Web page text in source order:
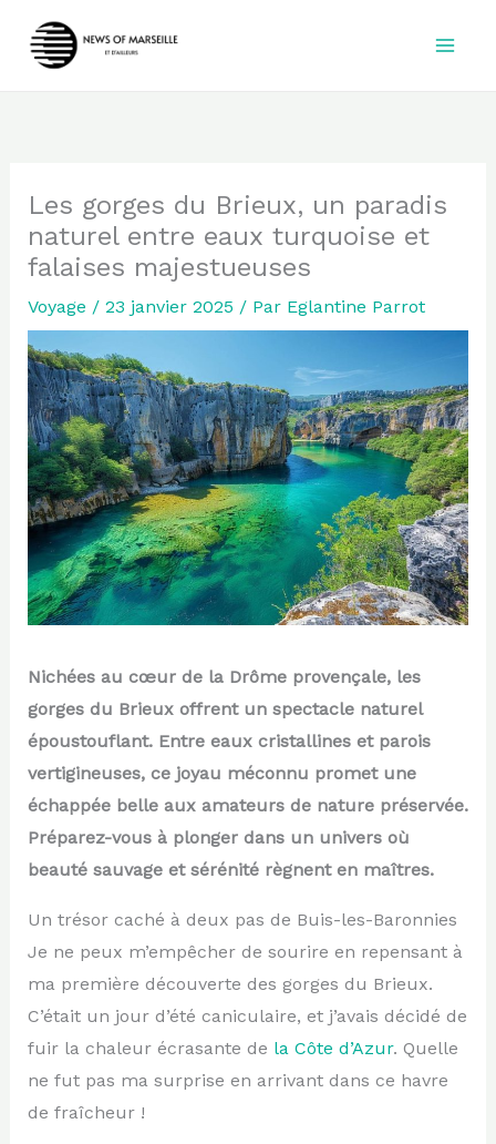
Les gorges du Brieux, un paradis
naturel entre eaux turquoise et
falaises majestueuses
Voyage / 23 janvier 2025 / Par Eglantine Parrot
Nichées au cœur de la Drôme provençale, les
gorges du Brieux offrent un spectacle naturel
époustouflant. Entre eaux cristallines et parois
vertigineuses, ce joyau méconnu promet une
échappée belle aux amateurs de nature préservée.
Préparez-vous à plonger dans un univers où
beauté sauvage et sérénité règnent en maîtres.
Un trésor caché à deux pas de Buis-les-Baronnies
Je ne peux m’empêcher de sourire en repensant à
ma première découverte des gorges du Brieux.
C’était un jour d’été caniculaire, et j’avais décidé de
fuir la chaleur écrasante de la Côte d’Azur. Quelle
ne fut pas ma surprise en arrivant dans ce havre
de fraîcheur !